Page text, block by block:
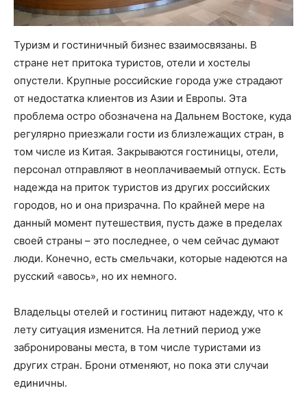
Туризм и гостиничный бизнес взаимосвязаны. В
стране нет притока туристов, отели и хостелы
опустели. Крупные российские города уже страдают
от недостатка клиентов из Азии и Европы. Эта
проблема остро обозначена на Дальнем Востоке, куда
регулярно приезжали гости из близлежащих стран, в
том числе из Китая. Закрываются гостиницы, отели,
персонал отправляют в неоплачиваемый отпуск. Есть
надежда на приток туристов из других российских
городов, но и она призрачна. По крайней мере на
данный момент путешествия, пусть даже в пределах
своей страны – это последнее, о чем сейчас думают
люди. Конечно, есть смельчаки, которые надеются на
русский «авось», но их немного.
Владельцы отелей и гостиниц питают надежду, что к
лету ситуация изменится. На летний период уже
забронированы места, в том числе туристами из
других стран. Брони отменяют, но пока эти случаи
единичны.